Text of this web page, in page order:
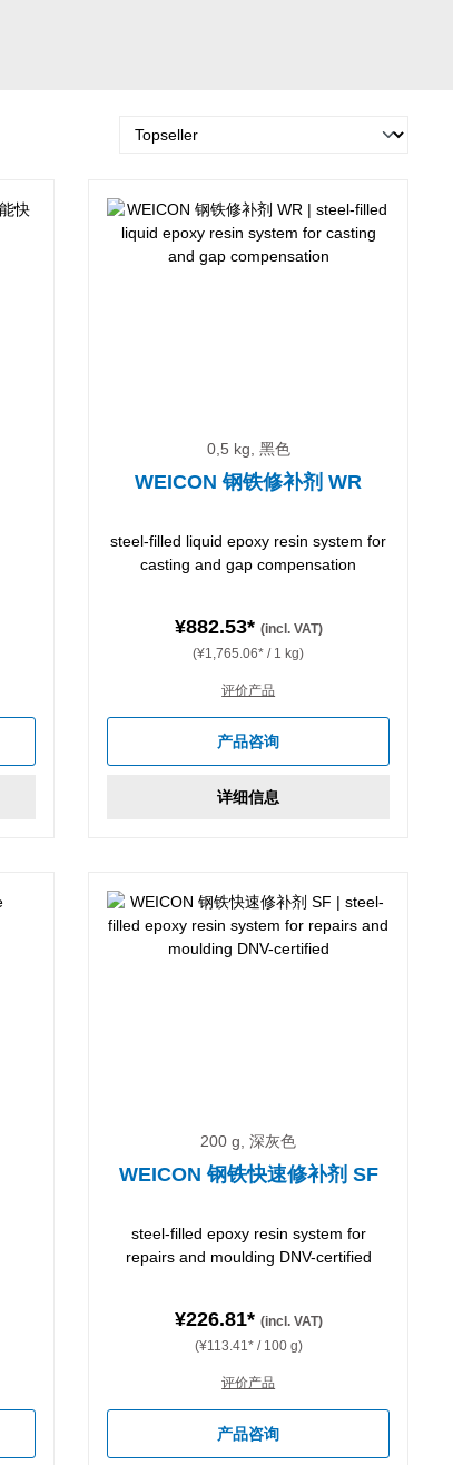
0,5 kg, 黑色
WEICON 钢铁修补剂 WR
steel-filled liquid epoxy resin system for
casting and gap compensation
¥882.53* (incl. VAT)
(¥1,765.06* / 1 kg)
评价产品
产品咨询
详细信息
200 g, 深灰色
WEICON 钢铁快速修补剂 SF
steel-filled epoxy resin system for
repairs and moulding DNV-certified
¥226.81* (incl. VAT)
(¥113.41* / 100 g)
评价产品
产品咨询